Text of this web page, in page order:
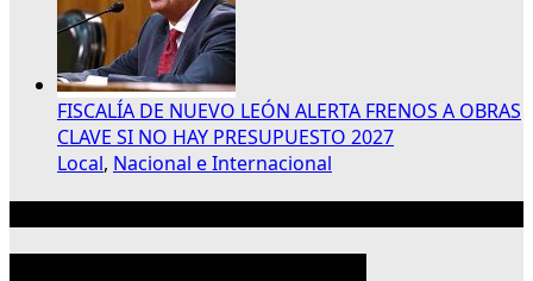
FISCALÍA DE NUEVO LEÓN ALERTA FRENOS A OBRAS
CLAVE SI NO HAY PRESUPUESTO 2027
Local, Nacional e Internacional